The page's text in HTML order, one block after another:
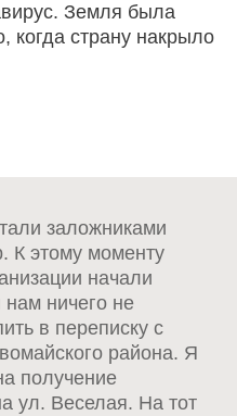
Земля была
когда страну накрыло
заложниками
К этому моменту
начали
нам ничего не
в переписку с
района. Я
получение
ул. Веселая. На тот